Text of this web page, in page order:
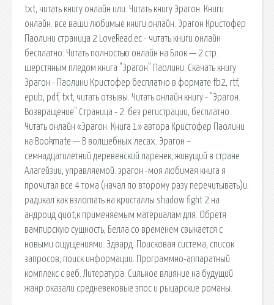
txt, читать книгу онлайн или. Читать книгу Эрагон. Книги
онлайн. все ваши любимые книги онлайн. Эрагон Кристофер
Паолини страница 2 LoveRead.ec - читать книги онлайн
бесплатно. Читать полностью онлайн на Блок — 2 стр.
шерстяным пледом книга "Эрагон" Паолини. Скачать книгу
Эрагон - Паолини Кристофер бесплатно в формате fb2, rtf,
epub, pdf, txt, читать отзывы. Читать онлайн книгу - "Эрагон.
Возвращение" Страница - 2. без регистрации, бесплатно.
Читать онлайн «Эрагон. Книга 1» автора Кристофер Паолини
на Bookmate — В волшебных лесах. Эрагон –
семнадцатилетний деревенский паренек, живущий в стране
Алагейзии, управляемой. эрагон -моя любимая книга я
прочитал все 4 тома (начал по второму разу перечитывать)и.
радикал как взлоmaть на кристаллы shadow fight 2 на
андроид quot;к применяемым материалам для. Обретя
вампирскую сущность, Белла со временем свыкается с
новыми ощущениями. Эдвард. Поисковая сиcтема, список
запросов, поиск информации. Программно-аппаратный
комплекс с веб. Литература. Сильное влияние на будущий
жанр оказали средневековые эпос и рыцарские романы.